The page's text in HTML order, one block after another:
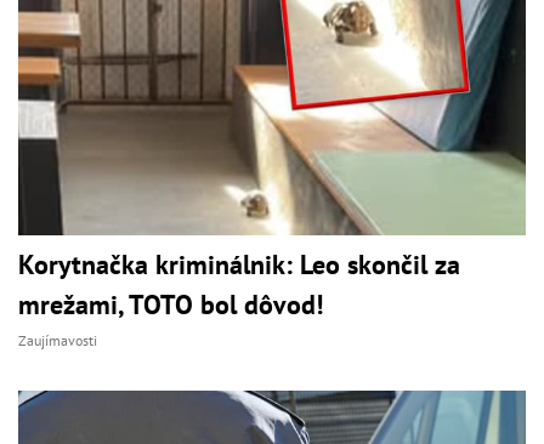
Korytnačka kriminálnik: Leo skončil za
mrežami, TOTO bol dôvod!
Zaujímavosti